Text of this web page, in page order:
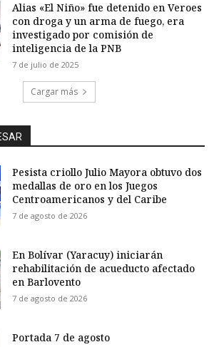
Alias «El Niño» fue detenido en Veroes
con droga y un arma de fuego, era
investigado por comisión de
inteligencia de la PNB
7 de julio de 2025
Cargar más
Pesista criollo Julio Mayora obtuvo dos
medallas de oro en los Juegos
Centroamericanos y del Caribe
7 de agosto de 2026
En Bolívar (Yaracuy) iniciarán
rehabilitación de acueducto afectado
en Barlovento
7 de agosto de 2026
Portada 7 de agosto